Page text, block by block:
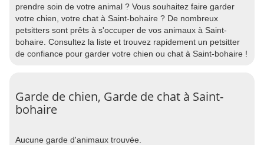
prendre soin de votre animal ? Vous souhaitez faire garder
votre chien, votre chat à Saint-bohaire ? De nombreux
petsitters sont prêts à s'occuper de vos animaux à Saint-
bohaire. Consultez la liste et trouvez rapidement un petsitter
de confiance pour garder votre chien ou chat à Saint-bohaire !
Garde de chien, Garde de chat à Saint-
bohaire
Aucune garde d'animaux trouvée.